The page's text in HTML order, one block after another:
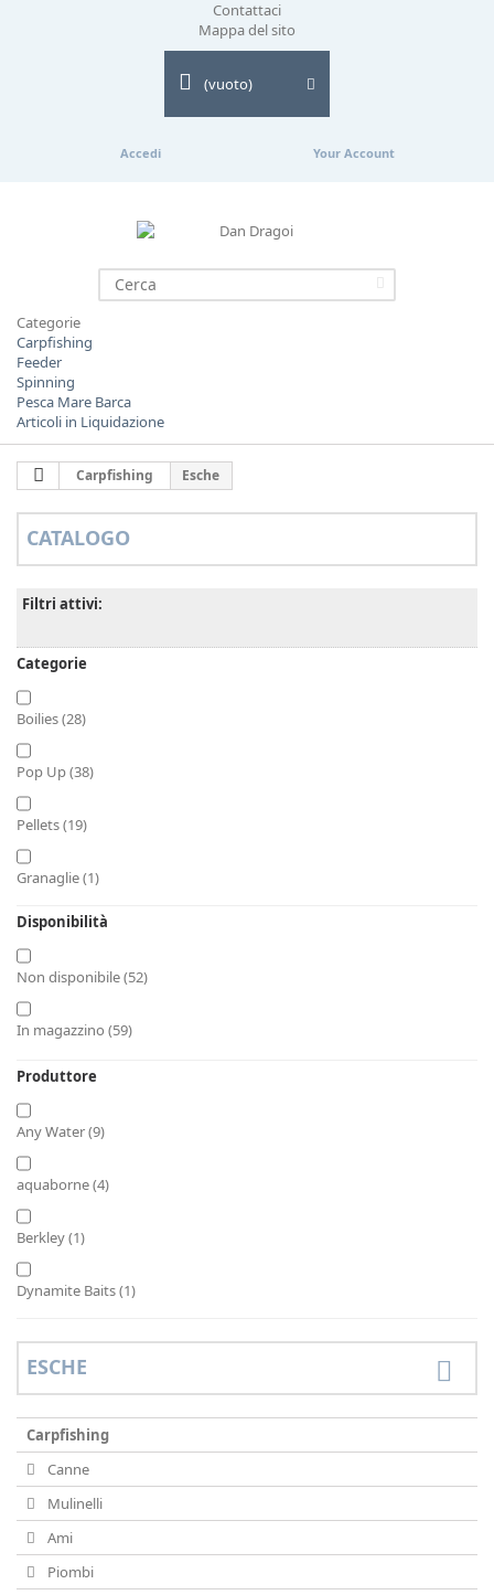
Contattaci
Mappa del sito
(vuoto)
Accedi Your Account
Categorie
Carpfishing
Feeder
Spinning
Pesca Mare Barca
Articoli in Liquidazione
Carpfishing Esche
CATALOGO
Filtri attivi:
Categorie
Boilies(28)
Pop Up(38)
Pellets(19)
Granaglie(1)
Esche Finte(7)
Dip Booster Spray(32)
Disponibilità
Non disponibile(52)
In magazzino (59)
Produttore
Any Water(9)
aquaborne(4)
Berkley(1)
Dynamite Baits(1)
Goo(8)
Korda(1)
Korum(1)
Mainline(24)
Maver Carp(2)
ESCHE
Carpfishing
Canne
Mulinelli
Ami
Piombi